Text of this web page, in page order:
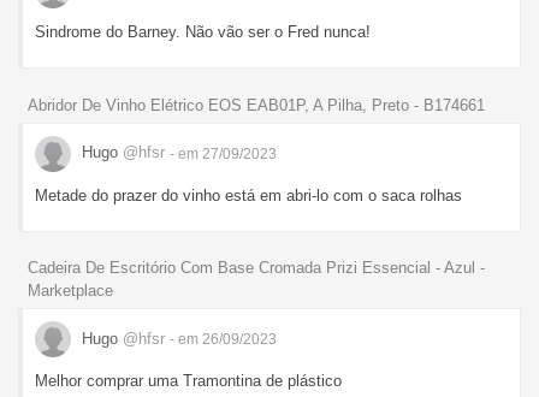
Sindrome do Barney. Não vão ser o Fred nunca!
Abridor De Vinho Elétrico EOS EAB01P, A Pilha, Preto - B174661
Hugo @hfsr - em 27/09/2023
Metade do prazer do vinho está em abri-lo com o saca rolhas
Cadeira De Escritório Com Base Cromada Prizi Essencial - Azul -
Marketplace
Hugo @hfsr - em 26/09/2023
Melhor comprar uma Tramontina de plástico